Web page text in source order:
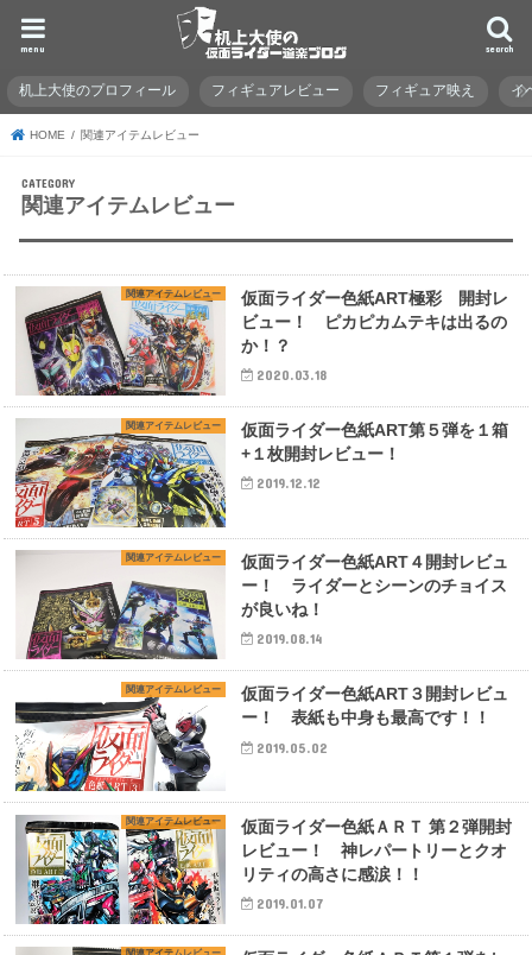
search
menu
机上大使のプロフィール フィギュアレビュー フィギュア映え イ
HOME 関連アイテムレビュー
関連アイテムレビュー
関連アイテムレビュー
仮面ライダー色紙ART極彩 開封レ
ビュー！ ピカピカムテキは出るの
か！？
2020.03.18
関連アイテムレビュー
仮面ライダー色紙ART第５弾を１箱
+１枚開封レビュー！
2019.12.12
関連アイテムレビュー
仮面ライダー色紙ART４開封レビュ
ー！ ライダーとシーンのチョイス
が良いね！
2019.08.14
関連アイテムレビュー
仮面ライダー色紙ART３開封レビュ
ー！ 表紙も中身も最高です！！
2019.05.02
関連アイテムレビュー
仮面ライダー色紙ＡＲＴ 第２弾開封
レビュー！ 神レパートリーとクオ
リティの高さに感涙！！
2019.01.07